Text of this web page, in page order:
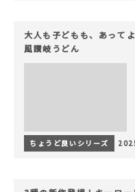
大人も子どもも、あって
風讃岐うどん
ちょうど良いシリーズ